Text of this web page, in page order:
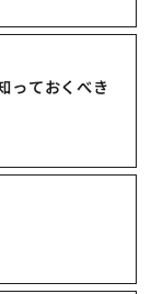
っておくべき